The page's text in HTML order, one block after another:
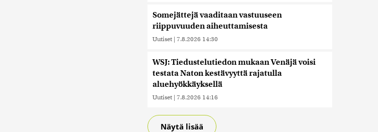
Somejättejä vaaditaan vastuuseen
riippuvuuden aiheuttamisesta
Uutiset | 7.8.2026 14:30
WSJ: Tiedustelutiedon mukaan Venäjä voisi
testata Naton kestävyyttä rajatulla
aluehyökkäyksellä
Uutiset | 7.8.2026 14:16
Näytä lisää